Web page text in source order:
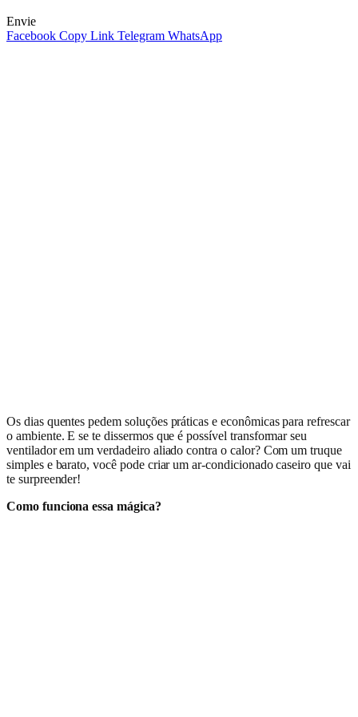
Envie
Facebook Copy Link Telegram WhatsApp
Os dias quentes pedem soluções práticas e econômicas para refrescar
o ambiente. E se te dissermos que é possível transformar seu
ventilador em um verdadeiro aliado contra o calor? Com um truque
simples e barato, você pode criar um ar-condicionado caseiro que vai
te surpreender!
Como funciona essa mágica?